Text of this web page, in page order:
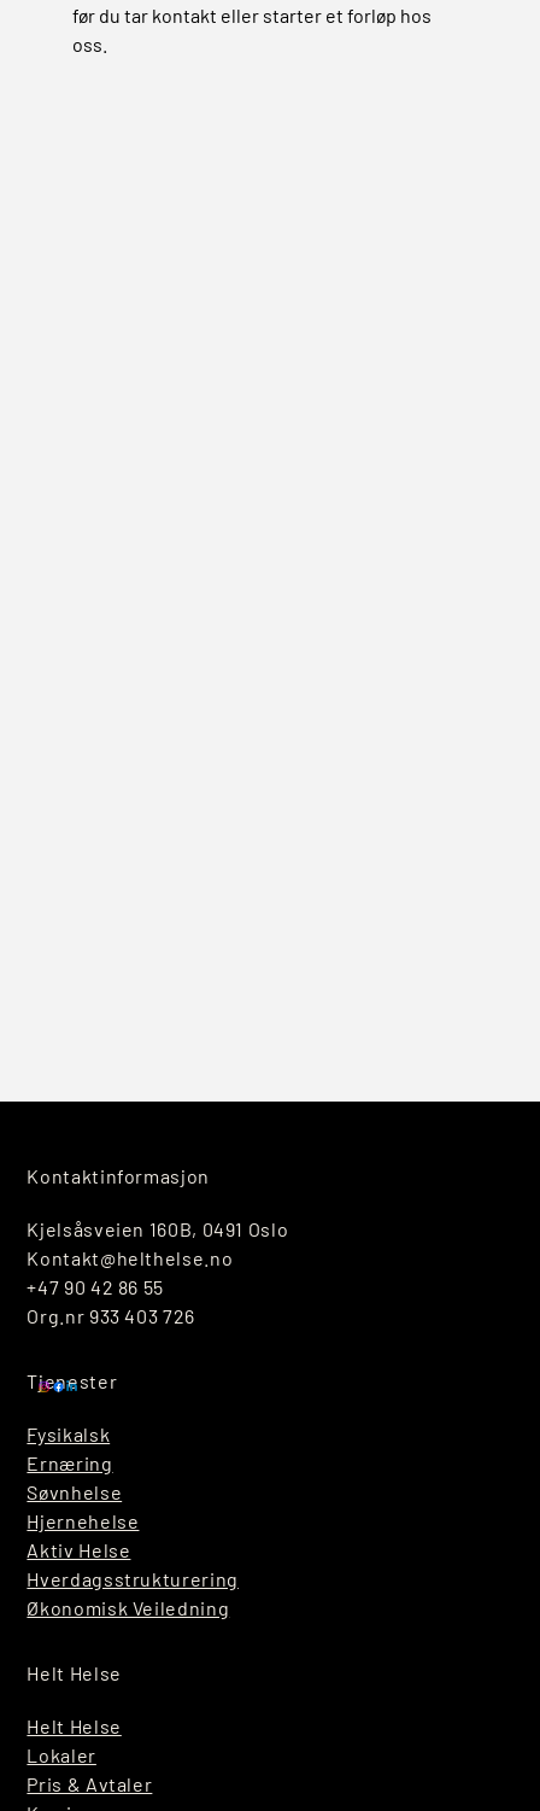
før du tar kontakt eller starter et forløp hos
oss.
Kontaktinformasjon
Kjelsåsveien 160B, 0491 Oslo
Kontakt@helthelse.no
+47 90 42 86 55
Org.nr 933 403 726
Tjenester
Fysikalsk
Ernæring
Søvnhelse
Hjernehelse
Aktiv Helse
Hverdagsstrukturering
Økonomisk Veiledning
Helt Helse
Helt Helse
Lokaler
Pris & Avtaler